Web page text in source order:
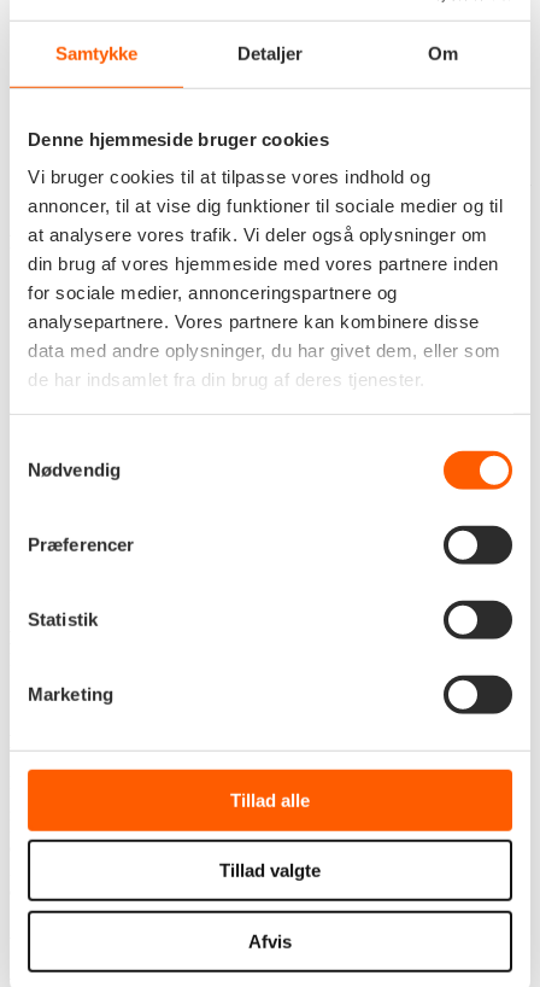
Samtykke Detaljer Om
Denne hjemmeside bruger cookies
Vi bruger cookies til at tilpasse vores indhold og
annoncer, til at vise dig funktioner til sociale medier og til
at analysere vores trafik. Vi deler også oplysninger om
din brug af vores hjemmeside med vores partnere inden
for sociale medier, annonceringspartnere og
analysepartnere. Vores partnere kan kombinere disse
data med andre oplysninger, du har givet dem, eller som
de har indsamlet fra din brug af deres tjenester.
Nødvendig
Præferencer
Statistik
Marketing
Tillad alle
Tillad valgte
Afvis
Bakker kræve et reservationsgebyr som en del af den samlede
aflysning
Ved aflysning af hele arrangementet eller reduktion i deltagerantal
gælder ovenstående afbestillingsgebyrer.
Booking Procedure
Forespørg på ledige datoer via telefon, e-mail eller ved at besøge
os.
Når vi har aftalt en dato, modtager du en faktura på depositum.
Reserveringen er gyldig, når depositummet er betalt og registreret
Send en mail til
med kvittering for
Du modtager en bekræftelse på bookingen, når vi har registreret
din indbetaling.
gælder for private fester, events og arrangementer på Bramslev Bakker.
Minimumsbeløb for depositum er 12.500 kr. En forespørgsel på en dato
er kun en reservation/booking, hvis depositum/reservationsgebyr er
indbetalt. Man kan altså ikke reservere/holde på en dato uden at betale
Arrangementer under 15 personer: